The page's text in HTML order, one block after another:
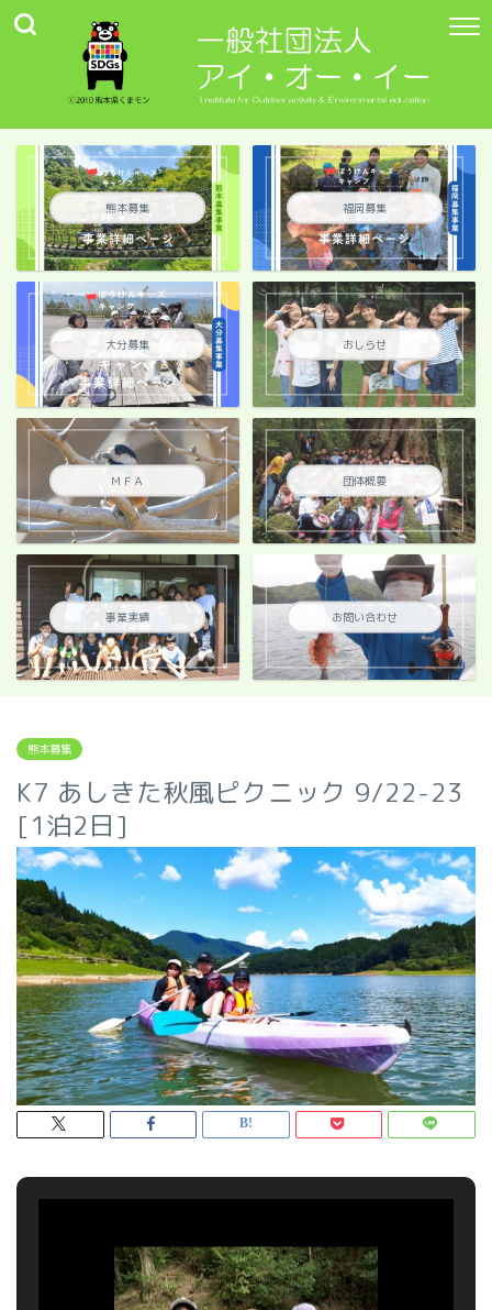
熊本募集 福岡募集
大分募集 おしらせ
ＭＦＡ 団体概要
事業実績 お問い合わせ
熊本募集
K7 あしきた秋風ピクニック 9/22-23
[1泊2日]